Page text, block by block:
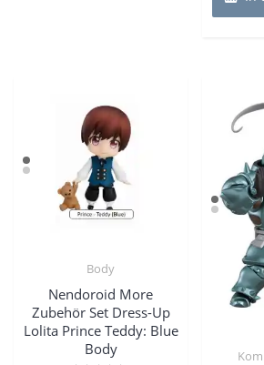
Body
Nendoroid More
Zubehör Set Dress-Up
Lolita Prince Teddy: Blue
Body